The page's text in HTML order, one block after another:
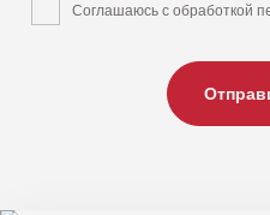
Соглашаюсь с обработкой